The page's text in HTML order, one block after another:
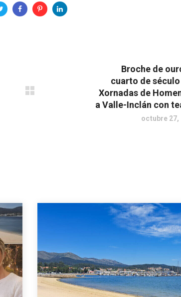
Broche de
cuarto de
Xornadas de
a Valle-Inclán con
octubre 27,